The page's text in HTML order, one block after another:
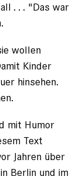
. . . "Das war
wollen
Kinder
hinsehen.
mit Humor
Text
Jahren über
Berlin und im